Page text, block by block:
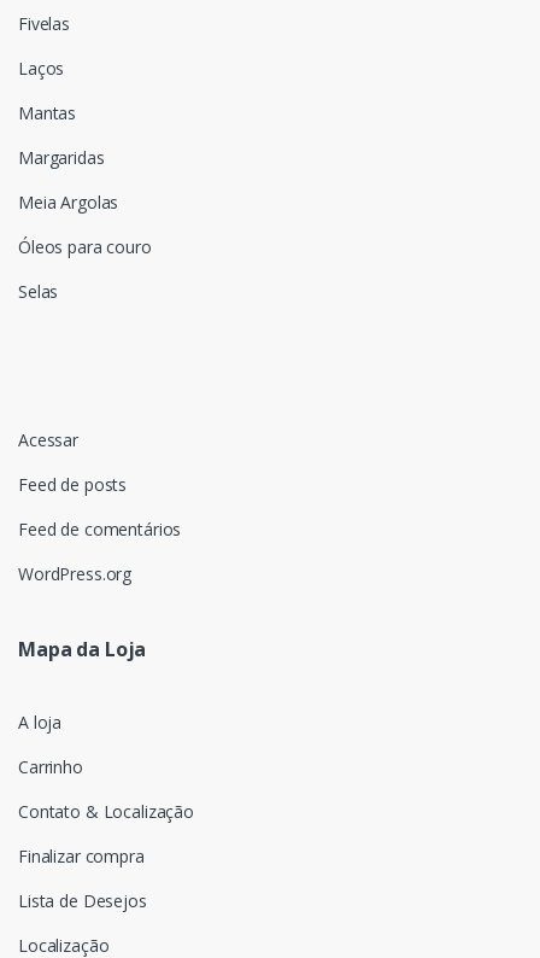
Fivelas
Laços
Mantas
Margaridas
Meia Argolas
Óleos para couro
Selas
Acessar
Feed de posts
Feed de comentários
WordPress.org
Mapa da Loja
A loja
Carrinho
Contato & Localização
Finalizar compra
Lista de Desejos
Localização